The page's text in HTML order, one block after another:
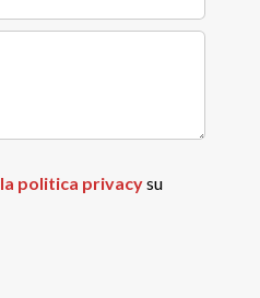
la politica privacysu